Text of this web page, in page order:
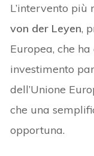
L’intervento
von der Leyen,
Europea, che
investimento
dell’Unione
che una
opportuna.